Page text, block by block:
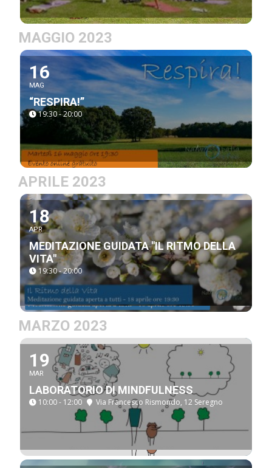
MAGGIO 2023
16
MAG
“RESPIRA!”
19:30 - 20:00
APRILE 2023
18
APR
MEDITAZIONE GUIDATA "IL RITMO DELLA
VITA"
19:30 - 20:00
MARZO 2023
19
MAR
LABORATORIO DI MINDFULNESS
10:00 - 12:00 Via Francesco Rismondo, 12 Seregno